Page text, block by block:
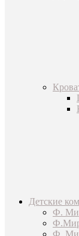
Детские
Ф.
Ф.